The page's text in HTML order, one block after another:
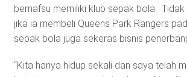
bernafsu memiliki klub sepak bola. Tidak
jika ia membeli Queens Park Rangers
sepak bola juga sekeras bisnis
“Kita hanya hidup sekali dan saya telah